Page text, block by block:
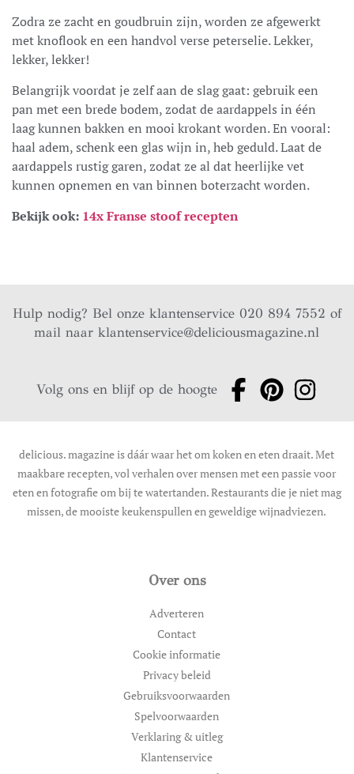
Zodra ze zacht en goudbruin zijn, worden ze afgewerkt
met knoflook en een handvol verse peterselie. Lekker,
lekker, lekker!
Belangrijk voordat je zelf aan de slag gaat: gebruik een
pan met een brede bodem, zodat de aardappels in één
laag kunnen bakken en mooi krokant worden. En vooral:
haal adem, schenk een glas wijn in, heb geduld. Laat de
aardappels rustig garen, zodat ze al dat heerlijke vet
kunnen opnemen en van binnen boterzacht worden.
Bekijk ook: 14x Franse stoof recepten
Hulp nodig? Bel onze klantenservice 020 894 7552 of
mail naarklantenservice@deliciousmagazine.nl
Volg ons en blijf op de hoogte
delicious. magazine is dáár waar het om koken en eten draait. Met
maakbare recepten, vol verhalen over mensen met een passie voor
eten en fotografie om bij te watertanden. Restaurants die je niet mag
missen, de mooiste keukenspullen en geweldige wijnadviezen.
Over ons
Adverteren
Contact
Cookie informatie
Privacy beleid
Gebruiksvoorwaarden
Spelvoorwaarden
Verklaring & uitleg
Klantenservice